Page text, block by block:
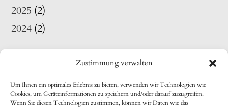
Zustimmung verwalten
Um Ihnen ein optimales Erlebnis zu bieten, verwenden wir Technologien wie
Cookies, um Geräteinformationen zu speichern und/oder darauf zuzugreifen.
Wenn Sie diesen Technologien zustimmen, können wir Daten wie das
2025 (2)
2024 (2)